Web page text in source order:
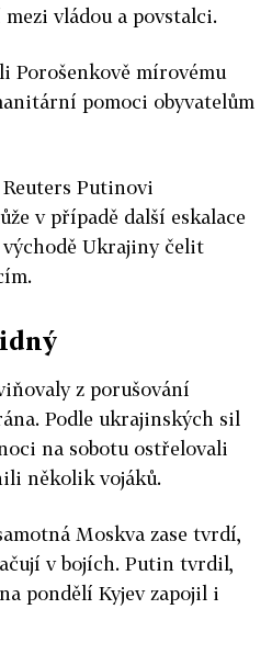
vládou a povstalci.
Porošenkově mírovému
pomoci obyvatelům
Putinovi
v případě další eskalace
Ukrajiny čelit
z porušování
Podle ukrajinských sil
na sobotu ostřelovali
několik vojáků.
Moskva zase tvrdí,
v bojích. Putin tvrdil,
pondělí Kyjev zapojil i